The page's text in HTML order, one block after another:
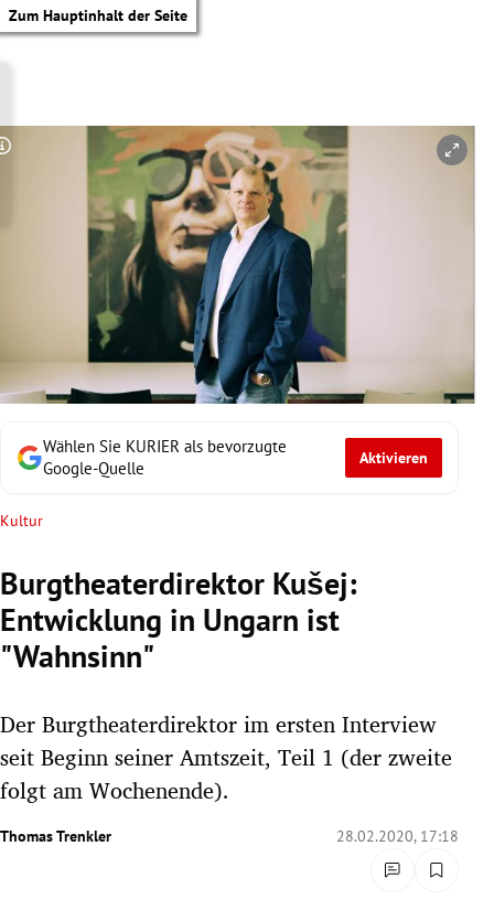
Zum Hauptinhalt der Seite
Untermenü
Untermenü
Untermenü
Untermenü
Untermenü
Untermenü
Untermenü
Wählen Sie KURIER als bevorzugte
Google-Quelle
Aktivieren
Kultur
Burgtheaterdirektor Kušej:
Entwicklung in Ungarn ist
"Wahnsinn"
Der Burgtheaterdirektor im ersten Interview
seit Beginn seiner Amtszeit, Teil 1 (der zweite
folgt am Wochenende).
Thomas Trenkler 28.02.2020, 17:18
Copyright-Hinweis öffnen/schließen